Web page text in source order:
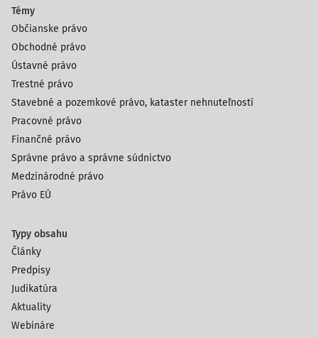
Témy
Občianske právo
Obchodné právo
Ústavné právo
Trestné právo
Stavebné a pozemkové právo, kataster nehnuteľností
Pracovné právo
Finančné právo
Správne právo a správne súdnictvo
Medzinárodné právo
Právo EÚ
Typy obsahu
Články
Predpisy
Judikatúra
Aktuality
Webináre